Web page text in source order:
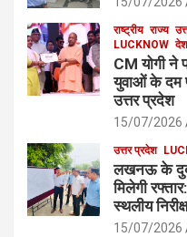
राष्ट्रीय राज्य
LUCKNOW देश
CM योगी ने
युवाओं के दम
उत्तर प्रदेश
15/07/2026
उत्तर प्रदेश
लखनऊ के
मिलेगी
स्थलीय
15/07/2026